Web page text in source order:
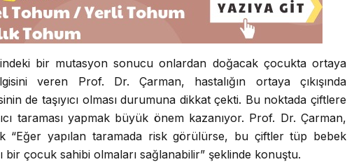
bir mutasyon sonucu onlardan doğacak çocukta ortaya
veren Prof. Dr. Çarman, hastalığın ortaya çıkışında
de taşıyıcı olması durumuna dikkat çekti. Bu noktada çiftlere
taraması yapmak büyük önem kazanıyor. Prof. Dr. Çarman,
“Eğer yapılan taramada risk görülürse, bu çiftler tüp bebek
bir çocuk sahibi olmaları sağlanabilir” şeklinde konuştu.